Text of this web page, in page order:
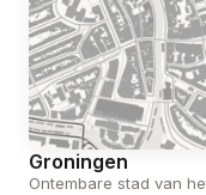
Groningen
Ontembare stad van